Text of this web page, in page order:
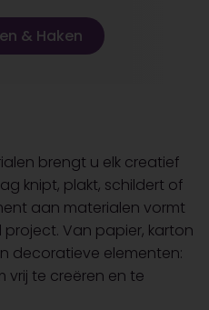
& Haken
brengt u elk creatief
knipt, plakt, schildert of
aan materialen vormt
Van papier, karton
decoratieve elementen:
vrij te creëren en te